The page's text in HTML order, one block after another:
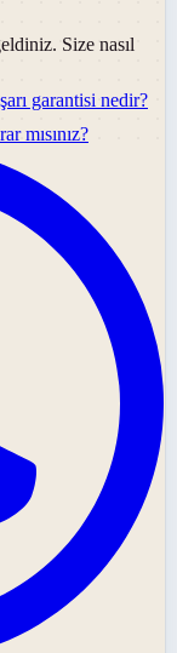
Size nasıl
garantisi nedir?
mısınız?